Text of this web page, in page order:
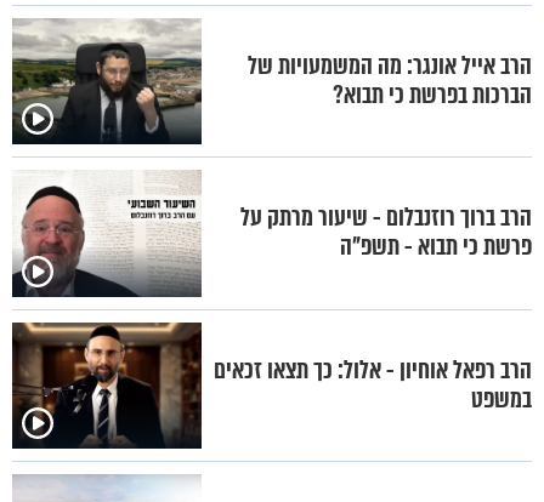
הרב אייל אונגר: מה המשמעויות של
הברכות בפרשת כי תבוא?
הרב ברוך רוזנבלום - שיעור מרתק על
פרשת כי תבוא - תשפ"ה
הרב רפאל אוחיון - אלול: כך תצאו זכאים
במשפט